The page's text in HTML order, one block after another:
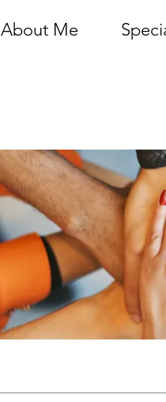
About Me